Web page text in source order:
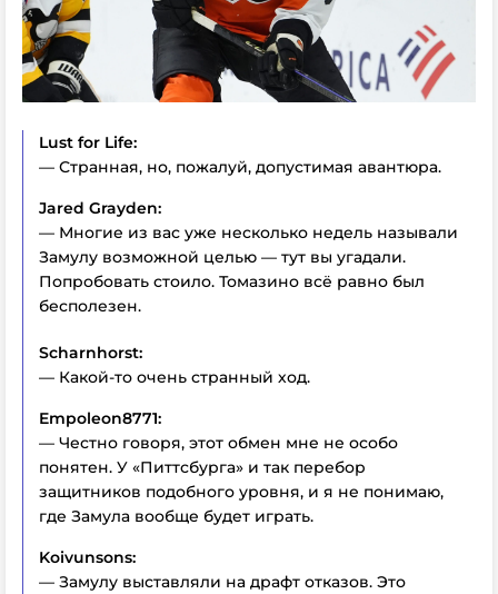
Lust for Life:
— Странная, но, пожалуй, допустимая авантюра.
Jared Grayden:
— Многие из вас уже несколько недель называли
Замулу возможной целью — тут вы угадали.
Попробовать стоило. Томазино всё равно был
бесполезен.
Scharnhorst:
— Какой-то очень странный ход.
Empoleon8771:
— Честно говоря, этот обмен мне не особо
понятен. У «Питтсбурга» и так перебор
защитников подобного уровня, и я не понимаю,
где Замула вообще будет играть.
Koivunsons:
— Замулу выставляли на драфт отказов. Это